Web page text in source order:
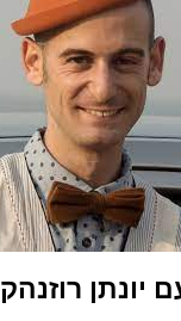
יונתן רוזנהק